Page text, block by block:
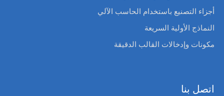
أجزاء التصنيع باستخدام الحاسب الآلي
النماذج الأولية السريعة
مكونات وإدخالات القالب الدقيقة
اتصل بنا